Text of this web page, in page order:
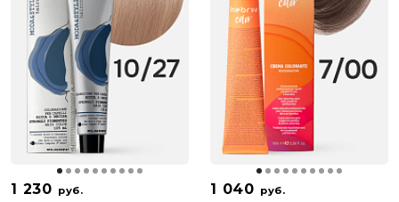
1 230 руб. 1 040 руб.